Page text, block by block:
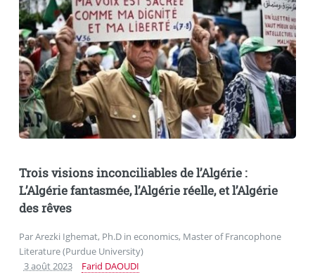
Trois visions inconciliables de l’Algérie :
L’Algérie fantasmée, l’Algérie réelle, et l’Algérie
des rêves
Par Arezki Ighemat, Ph.D in economics, Master of Francophone
Literature (Purdue University)
3 août 2023
Farid DAOUDI